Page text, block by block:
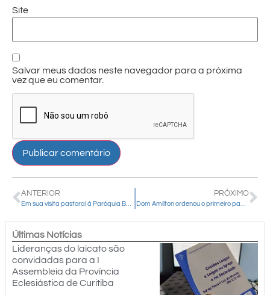
Site
Salvar meus dados neste navegador para a próxima
vez que eu comentar.
ANTERIOR PRÓXIMO
Últimas Notícias
Lideranças do laicato são
convidadas para a I
Assembleia da Província
Eclesiástica de Curitiba